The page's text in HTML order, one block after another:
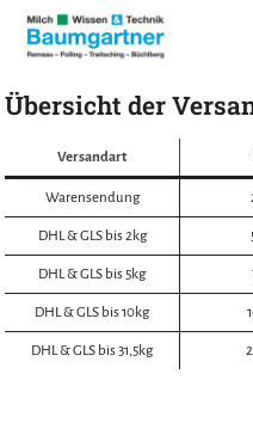
Übersicht der
Versandart
Warensendung
DHL & GLS bis 2kg
DHL & GLS bis 5kg
DHL & GLS bis 10kg
DHL & GLS bis 31,5kg